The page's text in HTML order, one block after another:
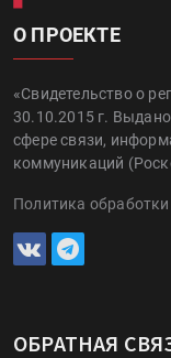
О ПРОЕКТЕ
«Свидетельство о
30.10.2015 г.
сфере связи,
коммуникаций
Политика
ОБРАТНАЯ